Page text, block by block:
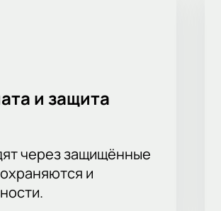
и защита
через защищённые
и